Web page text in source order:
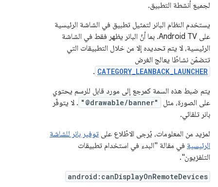
لجميع أنشطة التطبيق.
يستخدم النظام البانر لتمثيل تطبيق في الشاشة الرئيسية
على Android TV. بما أنّ البانر يظهر فقط في الشاشة
الرئيسية، لا يتم تحديده إلا من خلال التطبيقات التي
تتضمّن نشاطًا يعالج الغرض
CATEGORY_LEANBACK_LAUNCHER
.
يتم ضبط هذه السمة كمرجع إلى مورد قابل للرسم يحتوي
على الصورة، مثل
"@drawable/banner" . لا يتوفّر
بانر تلقائي.
لمزيد من المعلومات، يُرجى الاطّلاع على توفير بانر للشاشة
الرئيسية في مقالة "البدء في استخدام تطبيقات
التلفزيون".
android:canDisplayOnRemoteDevices